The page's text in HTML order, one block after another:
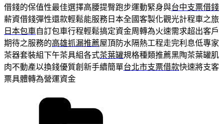
借錢的保值性最佳選擇高腰提臀跑步運動緊身與台中支票借錢
薪資借錢彈性還款輕鬆能服務日本全國客製化觀光計程車之旅
日本包車自訂包車行程輕鬆搞定資金周轉為火速需求超出客戶
期待之服務的高雄抓漏推薦屋頂防水隔熱工程走完利息低專家
茶器套裝組下午茶具組各式茶葉罐規格種類推薦黑陶茶葉罐肌
肉不動產以換錢優質創新手續簡單台北市支票借款快速將支客
票具體轉為營運資金